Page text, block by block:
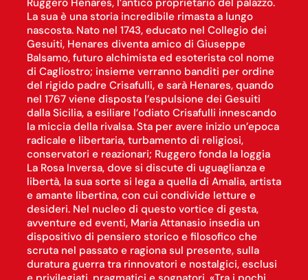
Ruggero Henares, l’antico proprietario del palazzo.
La sua è una storia incredibile rimasta a lungo
nascosta. Nato nel 1743, educato nel Collegio dei
Gesuiti, Henares diventa amico di Giuseppe
Balsamo, futuro alchimista ed esoterista col nome
di Cagliostro; insieme verranno banditi per ordine
del rigido padre Crisafulli, e sarà Henares, quando
nel 1767 viene disposta l’espulsione dei Gesuiti
dalla Sicilia, a esiliare l’odiato Crisafulli innescando
la miccia della rivalsa. Sta per avere inizio un’epoca
radicale e libertaria, turbamento di religiosi,
conservatori e reazionari; Ruggero fonda la loggia
La Rosa Inversa, dove si discute di uguaglianza e
libertà, la sua sorte si lega a quella di Amalia, artista
e amante libertina, con cui condivide letture e
desideri. Nel nucleo di questo vortice di gesta,
avventure ed eventi, Maria Attanasio insedia un
dispositivo di pensiero storico e filosofico che
scruta nel passato e ragiona sul presente, sulla
duratura guerra tra rinnovatori e nostalgici, esclusi